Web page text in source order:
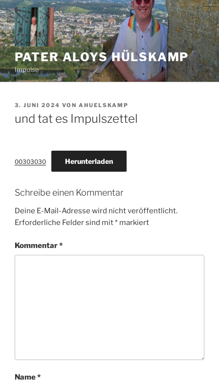
Zum
Inhalt
springen
PATER ALOYS HÜLSKAMP
Impulse
VERÖFFENTLICHT
3. JUNI 2024 VON AHUELSKAMP
und tat es Impulszettel
00303030 Herunterladen
Schreibe einen Kommentar
Deine E-Mail-Adresse wird nicht veröffentlicht.
Erforderliche Felder sind mit* markiert
Kommentar*
Name*